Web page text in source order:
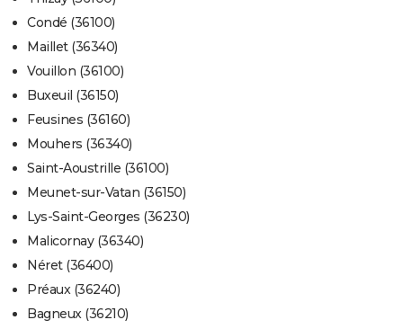
Condé (36100)
Maillet (36340)
Vouillon (36100)
Buxeuil (36150)
Feusines (36160)
Mouhers (36340)
Saint-Aoustrille (36100)
Meunet-sur-Vatan (36150)
Lys-Saint-Georges (36230)
Malicornay (36340)
Néret (36400)
Préaux (36240)
Bagneux (36210)